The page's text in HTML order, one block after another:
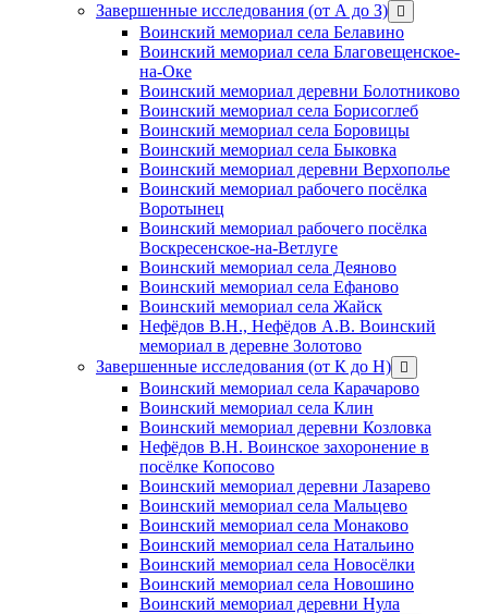
Завершенные исследования (от А до З) открыть
меню
Воинский мемориал села Белавино
Воинский мемориал села Благовещенское-
на-Оке
Воинский мемориал деревни Болотниково
Воинский мемориал села Борисоглеб
Воинский мемориал села Боровицы
Воинский мемориал села Быковка
Воинский мемориал деревни Верхополье
Воинский мемориал рабочего посёлка
Воротынец
Воинский мемориал рабочего посёлка
Воскресенское-на-Ветлуге
Воинский мемориал села Деяново
Воинский мемориал села Ефаново
Воинский мемориал села Жайск
Нефёдов В.Н., Нефёдов А.В. Воинский
мемориал в деревне Золотово
Завершенные исследования (от К до Н) открыть
меню
Воинский мемориал села Карачарово
Воинский мемориал села Клин
Воинский мемориал деревни Козловка
Нефёдов В.Н. Воинское захоронение в
посёлке Копосово
Воинский мемориал деревни Лазарево
Воинский мемориал села Мальцево
Воинский мемориал села Монаково
Воинский мемориал села Натальино
Воинский мемориал села Новосёлки
Воинский мемориал села Новошино
Воинский мемориал деревни Нула